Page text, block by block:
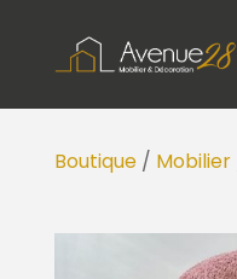
Boutique/ Mobilier